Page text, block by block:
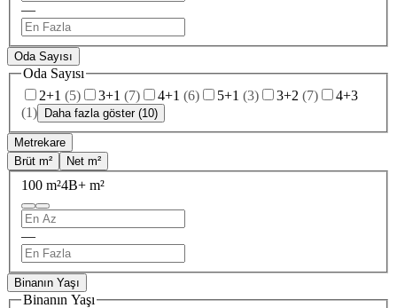
—
Oda Sayısı
Oda Sayısı
2+1 (5) 3+1 (7) 4+1 (6) 5+1 (3) 3+2 (7)
4+3
(1) Daha fazla göster (10)
Metrekare
Brüt m²
Net m²
100 m²4B+ m²
—
Binanın Yaşı
Binanın Yaşı